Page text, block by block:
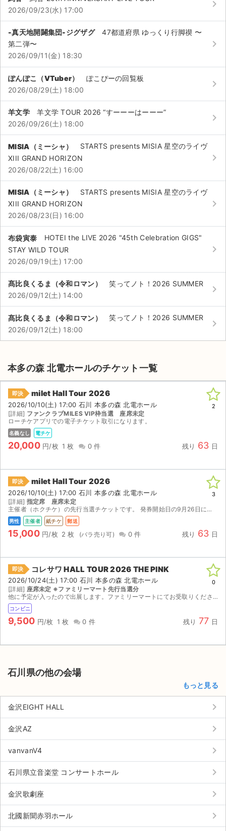
サイト情報
チケットジャム利用規約
プライバシーポリシー
特定商取引法に基づく表記
公演登録依頼
不正転売禁止法について
チケットジャムの取り組み
音楽情報
2026/09/23(水) 17:00
keyboard_arrow_right
-真天地開闢集団-ジグザグ
47都道府県 ゆっくり行脚禊 〜
第二弾〜
2026/09/11(金) 18:30
keyboard_arrow_right
ぽんぽこ（VTuber）
ぽこぴーの回覧板
2026/08/29(土) 18:00
keyboard_arrow_right
羊文学
羊文学 TOUR 2026 “すーーーはーーー”
2026/09/26(土) 18:00
keyboard_arrow_right
MISIA（ミーシャ）
STARTS presents MISIA 星空のライヴ
XIII GRAND HORIZON
2026/08/22(土) 16:00
keyboard_arrow_right
MISIA（ミーシャ）
STARTS presents MISIA 星空のライヴ
XIII GRAND HORIZON
2026/08/23(日) 16:00
keyboard_arrow_right
布袋寅泰
HOTEI the LIVE 2026 "45th Celebration GIGS"
STAY WILD TOUR
2026/09/19(土) 17:00
keyboard_arrow_right
髙比良くるま（令和ロマン）
笑ってノト！2026 SUMMER
2026/09/12(土) 14:00
keyboard_arrow_right
髙比良くるま（令和ロマン）
笑ってノト！2026 SUMMER
2026/09/12(土) 18:00
keyboard_arrow_right
本多の森 北電ホールのチケット一覧
即決 milet Hall Tour 2026
2026/10/10(土) 17:00 石川 本多の森 北電ホール
[詳細] ファンクラブMILES VIP枠当選 座席未定
ローチケアプリでの電子チケット取引になります。
名義なし 電チケ
20,000 円/枚 1 枚 0 件 残り 63 日
2
即決 milet Hall Tour 2026
2026/10/10(土) 17:00 石川 本多の森 北電ホール
[詳細] 指定席 座席未定
主催者（ホクチケ）の先行当選チケットです。 発券開始日の9月26日に発券して、レターパックプラスで発送します。
男性 主催者 紙チケ 郵送
15,000 円/枚 2 枚 0 件 残り 63 日
3
即決 コレサワ HALL TOUR 2026 THE PINK
2026/10/24(土) 17:00 石川 本多の森 北電ホール
[詳細] 座席未定 ※ファミリーマート先行当選分
他に予定が入ったので出展します。ファミリーマートにてお受取りください。発券に必要な払込票番号は、2026/10/17(土) 14:00 以降にメッセージボードにてお知らせします。
コンビニ
9,500 円/枚 1 枚 0 件 残り 77 日
0
石川県の他の会場
もっと見る
金沢EIGHT HALL keyboard_arrow_right
金沢AZ keyboard_arrow_right
vanvanV4 keyboard_arrow_right
石川県立音楽堂 コンサートホール keyboard_arrow_right
金沢歌劇座 keyboard_arrow_right
北國新聞赤羽ホール keyboard_arrow_right